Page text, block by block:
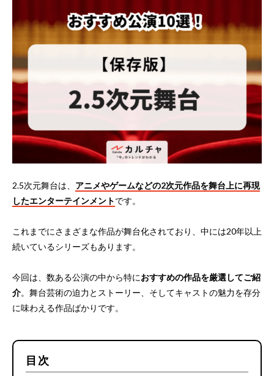
2.5次元舞台は、 アニメやゲームなどの2次元作品を舞台上に再現
したエンターテインメントです。
これまでにさまざまな作品が舞台化されており、中には20年以上
続いているシリーズもあります。
今回は、数ある公演の中から特におすすめの作品を厳選してご紹
介。舞台芸術の迫力とストーリー、そしてキャストの魅力を存分
に味わえる作品ばかりです。
目次